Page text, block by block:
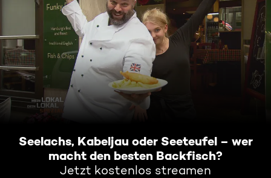
Seelachs, Kabeljau oder Seeteufel – wer
macht den besten Backfisch?
Jetzt kostenlos streamen